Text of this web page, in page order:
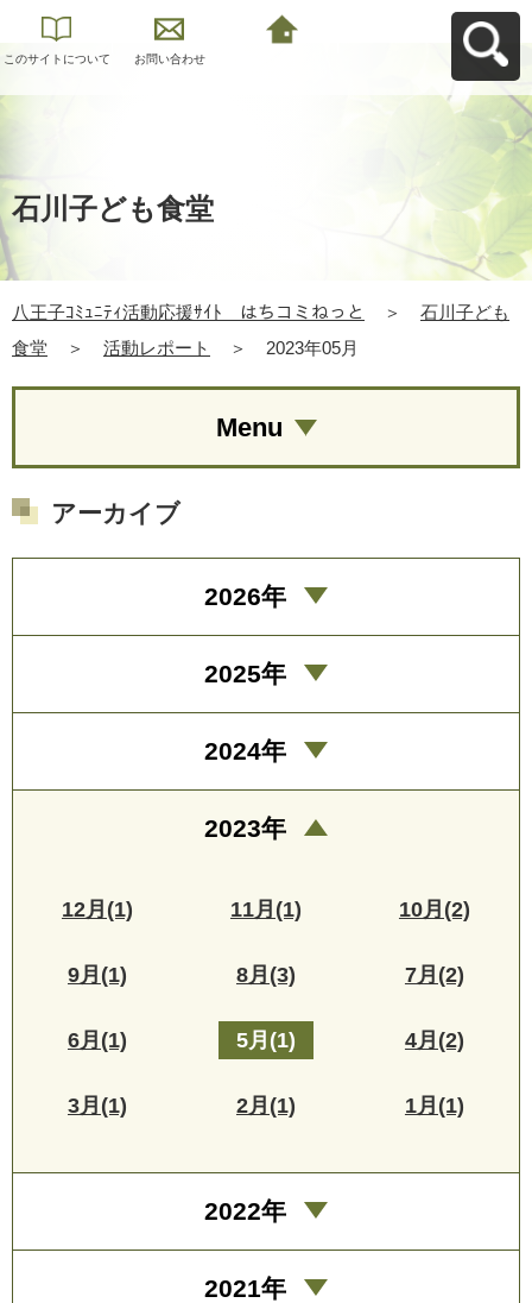
このサイトについて お問い合わせ
石川子ども食堂
八王子ｺﾐｭﾆﾃｨ活動応援ｻｲﾄ はちコミねっと ＞
石川子ども
食堂
＞ 活動レポート ＞ 2023年05月
Menu
アーカイブ
2026年
2025年
2024年
2023年
12月(1) 11月(1) 10月(2)
9月(1) 8月(3) 7月(2)
6月(1) 5月(1) 4月(2)
3月(1) 2月(1) 1月(1)
2022年
2021年